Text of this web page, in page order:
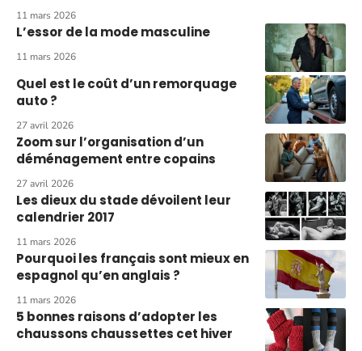
11 mars 2026
L’essor de la mode masculine
11 mars 2026
Quel est le coût d’un remorquage
auto ?
27 avril 2026
Zoom sur l’organisation d’un
déménagement entre copains
27 avril 2026
Les dieux du stade dévoilent leur
calendrier 2017
11 mars 2026
Pourquoi les français sont mieux en
espagnol qu’en anglais ?
11 mars 2026
5 bonnes raisons d’adopter les
chaussons chaussettes cet hiver